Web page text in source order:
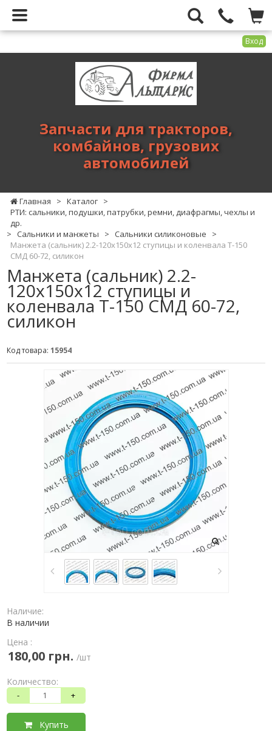
Вход
тракторов,
комбайнов,
Запчасти для тракторов,
комбайнов, грузових
автомобилей
Главная > Каталог >
РТИ: сальники, подушки, патрубки, ремни, диафрагмы, чехлы и
др.
>
Сальники и манжеты > Сальники силиконовые
>
Манжета (сальник) 2.2-120х150х12 ступицы и коленвала Т-150
СМД 60-72, силикон
Манжета (сальник) 2.2-
120х150х12 ступицы и
коленвала Т-150 СМД 60-72,
силикон
Код товара: 15954
Наличие:
В наличии
Цена :
180,00 грн. /шт
Количество:
- +
Купить